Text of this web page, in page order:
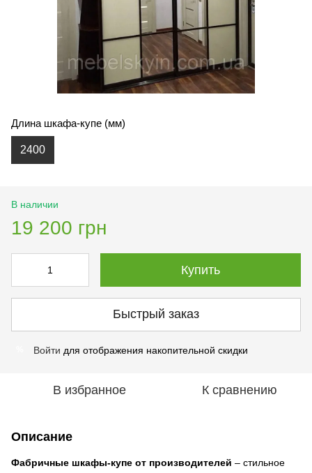
Длина шкафа-купе (мм)
2400
В наличии
19 200 грн
Купить
Быстрый заказ
Войти для отображения накопительной скидки
В избранное К сравнению
Описание
Фабричные шкафы-купе от производителей – стильное